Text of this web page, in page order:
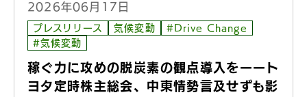
2026年06月17日
プレスリリース 気候変動
#Drive Change
#気候変動
稼ぐ力に攻めの脱炭素の観点導入をーート
ヨタ定時株主総会、中東情勢言及せずも影